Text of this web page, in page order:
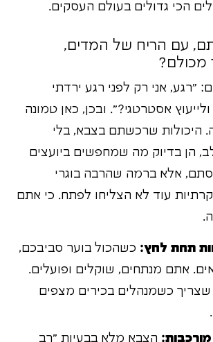
הכי גדולים בעולם העסקים.
עם הריח של המדים,
מכולם?
"רגע, אני רק לפני רגע ירדתי
אסטרטגי?". ובכן, כאן טמונה
היכולות שרכשתם בצבא, בלי
הן בדיוק מה שמחפשים ביועצים
אלא ברמה שהרבה בוגרי
עוד לא הצליחו לפתח. כי אתם
תחת לחץ: כשהכול בוער סביבכם,
אתם מנתחים, שוקלים ופועלים.
שצריך כשמנהלים בכירים מצפים
מורכבות: הצבא מלא בבעיות "רב